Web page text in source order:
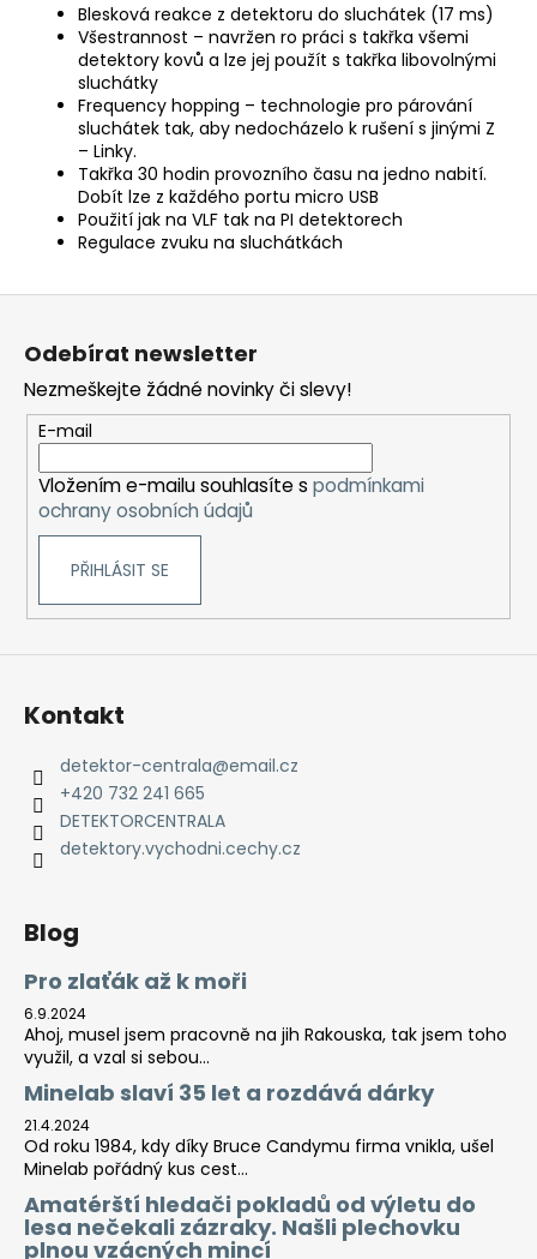
Blesková reakce z detektoru do sluchátek (17 ms)
Všestrannost – navržen ro práci s takřka všemi
detektory kovů a lze jej použít s takřka libovolnými
sluchátky
Frequency hopping – technologie pro párování
sluchátek tak, aby nedocházelo k rušení s jinými Z
– Linky.
Takřka 30 hodin provozního času na jedno nabití.
Dobít lze z každého portu micro USB
Použití jak na VLF tak na PI detektorech
Regulace zvuku na sluchátkách
Z
Odebírat newsletter
Nezmeškejte žádné novinky či slevy!
E-mail
Vložením e-mailu souhlasíte s podmínkami
ochrany osobních údajů
PŘIHLÁSIT SE
Kontakt
detektor-centrala@email.cz
+420 732 241 665
DETEKTORCENTRALA
detektory.vychodni.cechy.cz
Blog
Pro zlaťák až k moři
6.9.2024
Ahoj, musel jsem pracovně na jih Rakouska, tak jsem toho
využil, a vzal si sebou...
Minelab slaví 35 let a rozdává dárky
21.4.2024
Od roku 1984, kdy díky Bruce Candymu firma vnikla, ušel
Minelab pořádný kus cest...
Amatérští hledači pokladů od výletu do
lesa nečekali zázraky. Našli plechovku
plnou vzácných mincí